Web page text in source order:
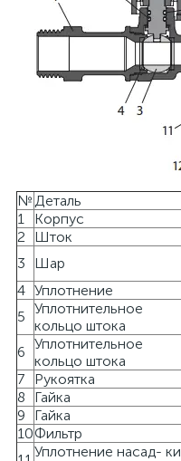
№Деталь
1
Корпус
2 Шток
3
Шар
4 Уплотнение
5 Уплотнительное
кольцо штока
6 Уплотнительное
кольцо штока
7
Рукоятка
8
Гайка
9
Гайка
10Фильтр
Уплотнение насад- ки